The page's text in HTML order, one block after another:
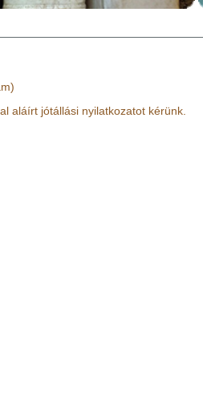
aláírt jótállási nyilatkozatot kérünk.